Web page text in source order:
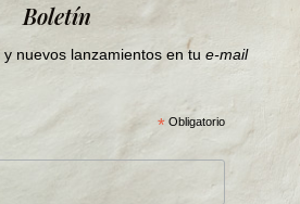
Boletín
nuevos lanzamientos en tu e-mail
* Obligatorio